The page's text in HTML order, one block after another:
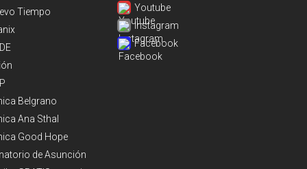
Tiempo
Belgrano
Ana Sthal
Good Hope
de Asunción
Youtube
Instagram
Facebook